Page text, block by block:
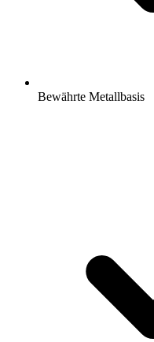
Bewährte Metallbasis